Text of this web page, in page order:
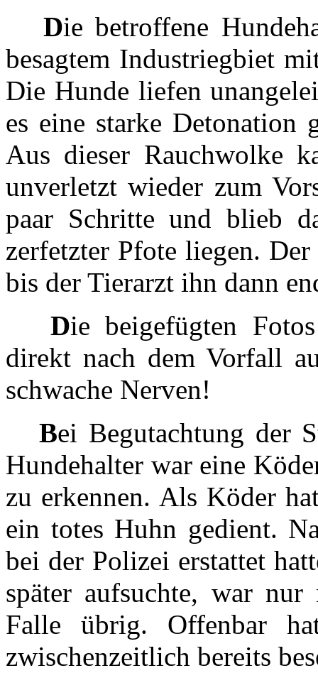
Die betroffene
besagtem Industriegbiet
Die Hunde liefen
es eine starke Detonation
Aus dieser Rauchwolke
unverletzt wieder zum
paar Schritte und blieb
zerfetzter Pfote liegen.
bis der Tierarzt ihn dann
Die beigefügten
direkt nach dem Vorfall
schwache Nerven!
Bei Begutachtung der
Hundehalter war eine
zu erkennen. Als Köder
ein totes Huhn gedient.
bei der Polizei erstattet
später aufsuchte, war
Falle übrig. Offenbar
zwischenzeitlich bereits